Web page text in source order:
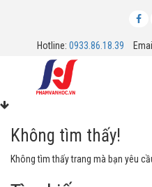
Hotline: 0933.86.18.39
Không tìm thấy!
Không tìm thấy trang mà bạn yêu